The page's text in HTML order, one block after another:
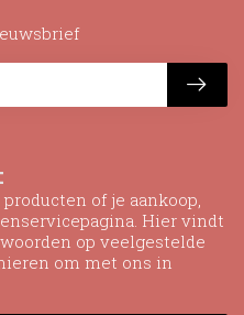
of je aankoop,
Hier vindt
op veelgestelde
om met ons in